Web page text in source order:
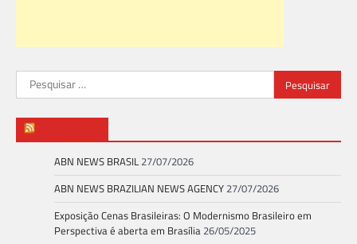
Pesquisar
por:
ABN NEWS BRASIL 27/07/2026
ABN NEWS BRAZILIAN NEWS AGENCY 27/07/2026
Exposição Cenas Brasileiras: O Modernismo Brasileiro em
Perspectiva é aberta em Brasília 26/05/2025